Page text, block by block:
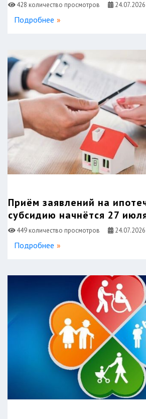
428 количество просмотров 24.07.2026
Подробнее
Приём заявлений на
субсидию начнётся 27
449 количество просмотров 24.07.2026
Подробнее